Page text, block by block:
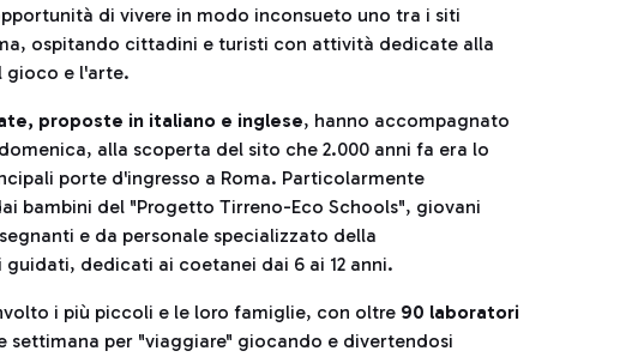
di vivere in modo inconsueto uno tra i siti
ospitando cittadini e turisti con attività dedicate alla
gioco e l'arte.
proposte in italiano e inglese, hanno accompagnato
alla scoperta del sito che 2.000 anni fa era lo
porte d'ingresso a Roma. Particolarmente
bambini del "Progetto Tirreno-Eco Schools", giovani
e da personale specializzato della
dedicati ai coetanei dai 6 ai 12 anni.
i più piccoli e le loro famiglie, con oltre 90 laboratori
per "viaggiare" giocando e divertendosi